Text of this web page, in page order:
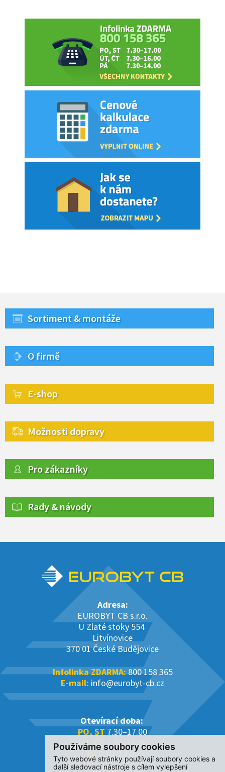
Používáme soubory cookies
Tyto webové stránky používají soubory cookies a
další sledovací nástroje s cílem vylepšení
Sortiment & montáže
O firmě
E-shop
Možnosti dopravy
Pro zákazníky
Rady & návody
Adresa:
EUROBYT CB s.r.o.
U Zlaté stoky 554
Litvínovice
370 01 České Budějovice
Infolinka ZDARMA:800 158 365
E-mail: info@eurobyt-cb.cz
Otevírací doba:
PO, ST 7.30–17.00
ÚT, ČT7.30–16.00
PÁ7.30–14.00